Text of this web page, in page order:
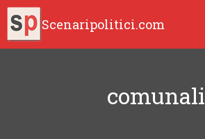
Scenaripolitici.com
comunali